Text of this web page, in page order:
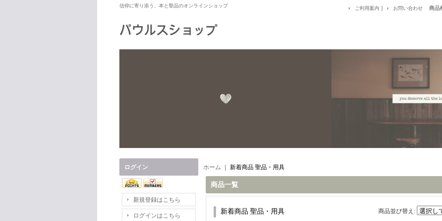
信仰に寄り添う、本と聖品のオンラインショップ ご利用案内 ｜ お問い合わせ 商品
ログイン
新規登録はこちら
ログインはこちら
ホーム 新着商品 聖品・用具
商品一覧
新着商品 聖品・用具 商品並び替え :